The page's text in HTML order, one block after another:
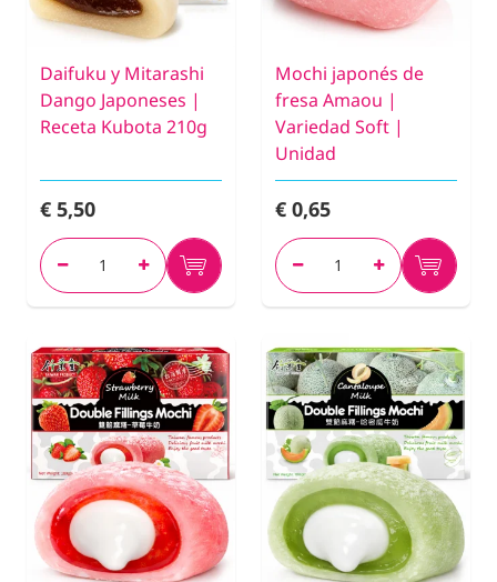
Daifuku y Mitarashi
Dango Japoneses |
Receta Kubota 210g
€ 5,50
Mochi japonés de
fresa Amaou |
Variedad Soft |
Unidad
€ 0,65